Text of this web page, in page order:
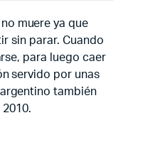
muere ya que
sin parar. Cuando
para luego caer
servido por unas
también